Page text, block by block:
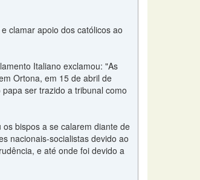
clamar apoio dos católicos ao
Italiano exclamou: "As
Ortona, em 15 de abril de
ser trazido a tribunal como
bispos a se calarem diante de
nacionais-socialistas devido ao
e até onde foi devido a